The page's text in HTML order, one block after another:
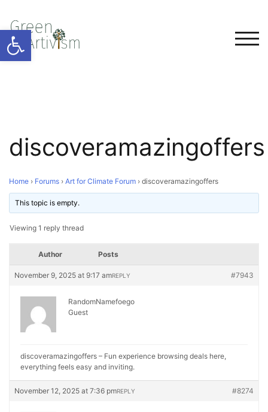
Open toolbar
discoveramazingoffers
Home › Forums › Art for Climate Forum › discoveramazingoffers
This topic is empty.
Viewing 1 reply thread
Author Posts
November 9, 2025 at 9:17 am #7943
REPLY
RandomNamefoego
Guest
discoveramazingoffers – Fun experience browsing deals here,
everything feels easy and inviting.
November 12, 2025 at 7:36 pm #8274
REPLY